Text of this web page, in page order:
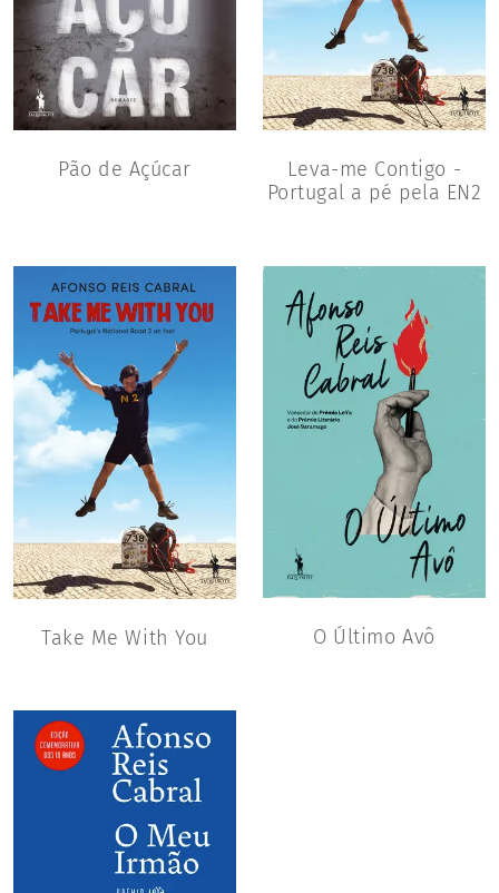
Pão de Açúcar
Leva-me Contigo -
Portugal a pé pela EN2
Take Me With You O Último Avô